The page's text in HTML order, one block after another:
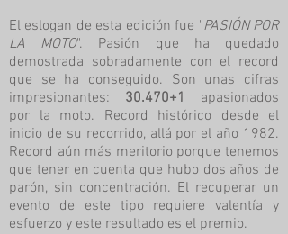
El eslogan de esta edición fue "PASIÓN POR
LA MOTO". Pasión que ha quedado
demostrada sobradamente con el record
que se ha conseguido. Son unas cifras
impresionantes: 30.470+1
apasionados
por la moto. Record histórico desde el
inicio de su recorrido, allá por el año 1982.
Record aún más meritorio porque tenemos
que tener en cuenta que hubo dos años de
parón, sin concentración. El recuperar un
evento de este tipo requiere valentía y
esfuerzo y este resultado es el premio.